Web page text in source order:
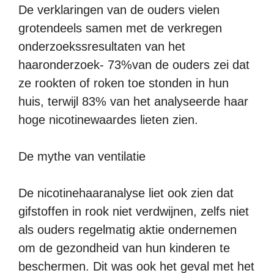
De verklaringen van de ouders vielen
grotendeels samen met de verkregen
onderzoekssresultaten van het
haaronderzoek- 73%van de ouders zei dat
ze rookten of roken toe stonden in hun
huis, terwijl 83% van het analyseerde haar
hoge nicotinewaardes lieten zien.
De mythe van ventilatie
De nicotinehaaranalyse liet ook zien dat
gifstoffen in rook niet verdwijnen, zelfs niet
als ouders regelmatig aktie ondernemen
om de gezondheid van hun kinderen te
beschermen. Dit was ook het geval met het